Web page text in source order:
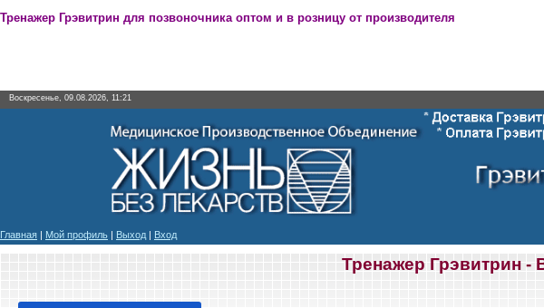
Тренажер Грэвитрин для позвоночника оптом и в розницу от производителя
Воскресенье, 09.08.2026, 11:21
Главная | Мой профиль | Выход | Вход
Тренажер Грэвитрин -